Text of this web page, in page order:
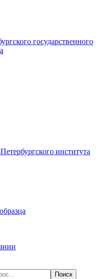
государственного
института